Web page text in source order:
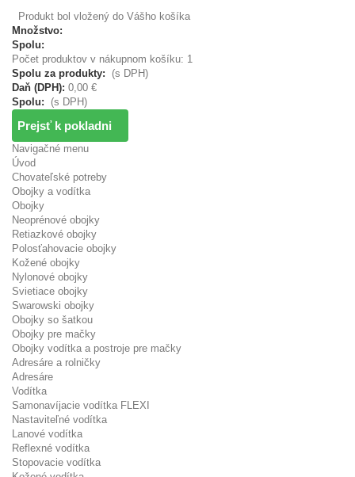
Produkt bol vložený do Vášho košíka
Množstvo:
Spolu:
Počet produktov v nákupnom košíku: 1
Spolu za produkty:
(s DPH)
Daň (DPH): 0,00 €
Spolu:
(s DPH)
Prejsť k pokladni
Navigačné menu
Úvod
Chovateľské potreby
Obojky a vodítka
Obojky
Neoprénové obojky
Retiazkové obojky
Polosťahovacie obojky
Kožené obojky
Nylonové obojky
Svietiace obojky
Swarowski obojky
Obojky so šatkou
Obojky pre mačky
Obojky vodítka a postroje pre mačky
Adresáre a rolničky
Adresáre
Vodítka
Samonavíjacie vodítka FLEXI
Nastaviteľné vodítka
Lanové vodítka
Reflexné vodítka
Stopovacie vodítka